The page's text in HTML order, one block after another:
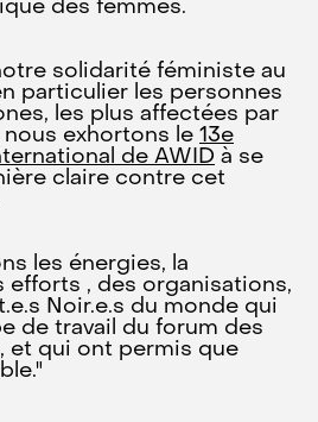
des femmes.
solidarité féministe au
particulier les personnes
les plus affectées par
exhortons le 13e
de AWID à se
claire contre cet
les énergies, la
efforts , des organisations,
Noir.e.s du monde qui
de travail du forum des
et qui ont permis que